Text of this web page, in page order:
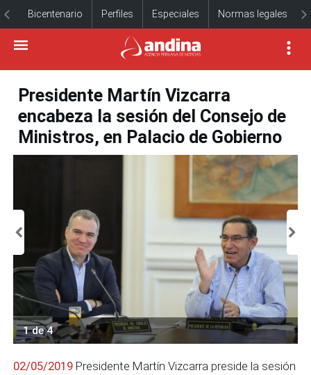
Bicentenario Perfiles Especiales Normas legales
Presidente Martín Vizcarra
encabeza la sesión del Consejo de
Ministros, en Palacio de Gobierno
1 de 4
02/05/2019 Presidente Martín Vizcarra preside la sesión